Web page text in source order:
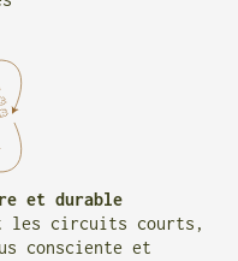
et durable
les circuits courts,
consciente et